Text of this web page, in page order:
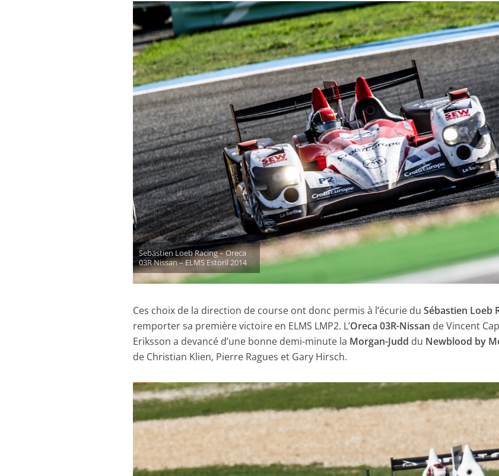
Sebastien Loeb Racing – Oreca
03R Nissan – ELMS Estoril 2014
Ces choix de la direction de course ont donc permis à l’écurie duSébastien Loeb
remporter sa première victoire en ELMS LMP2. L’Oreca 03R-Nissan de Vincent
Eriksson a devancé d’une bonne demi-minute la Morgan-Judd du Newblood by
de Christian Klien, Pierre Ragues et Gary Hirsch.